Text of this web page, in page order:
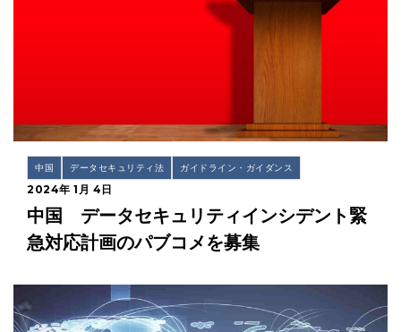
中国 データセキュリティ法 ガイドライン・ガイダンス
2024年 1月 4日
中国 データセキュリティインシデント緊
急対応計画のパブコメを募集